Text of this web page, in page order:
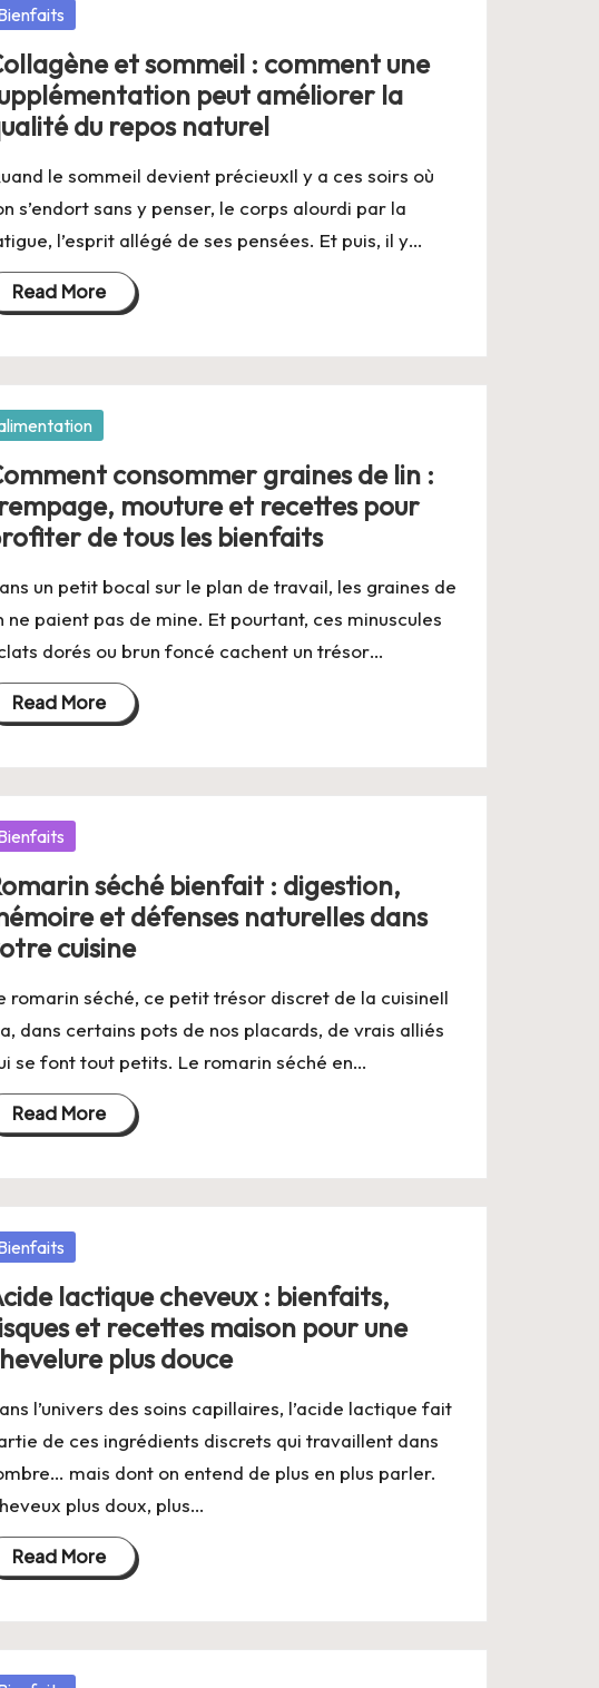
et sommeil : comment une
peut améliorer la
du repos naturel
le sommeil devient précieuxIl y a ces soirs où
s’endort sans y penser, le corps alourdi par la
l’esprit allégé de ses pensées. Et puis, il y…
Read More
consommer graines de lin :
mouture et recettes pour
de tous les bienfaits
un petit bocal sur le plan de travail, les graines de
ne paient pas de mine. Et pourtant, ces minuscules
dorés ou brun foncé cachent un trésor…
Read More
séché bienfait : digestion,
et défenses naturelles dans
cuisine
romarin séché, ce petit trésor discret de la cuisineIl
dans certains pots de nos placards, de vrais alliés
se font tout petits. Le romarin séché en…
Read More
lactique cheveux : bienfaits,
et recettes maison pour une
plus douce
l’univers des soins capillaires, l’acide lactique fait
de ces ingrédients discrets qui travaillent dans
mais dont on entend de plus en plus parler.
plus doux, plus…
Read More